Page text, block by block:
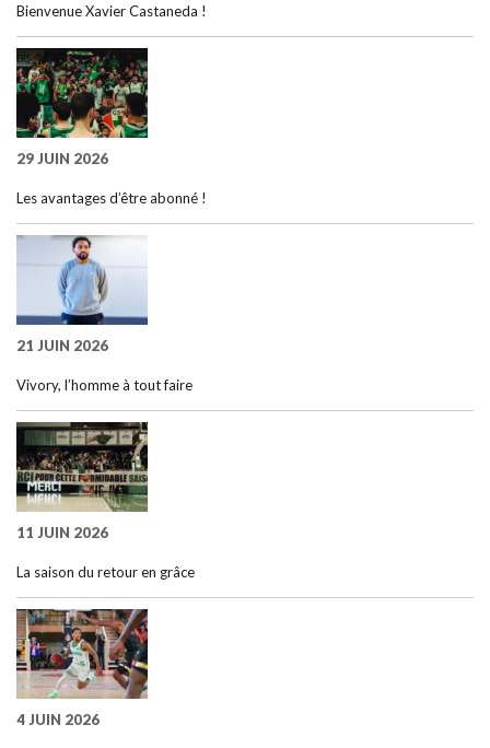
Bienvenue Xavier Castaneda !
29 JUIN 2026
Les avantages d’être abonné !
21 JUIN 2026
Vivory, l’homme à tout faire
11 JUIN 2026
La saison du retour en grâce
4 JUIN 2026